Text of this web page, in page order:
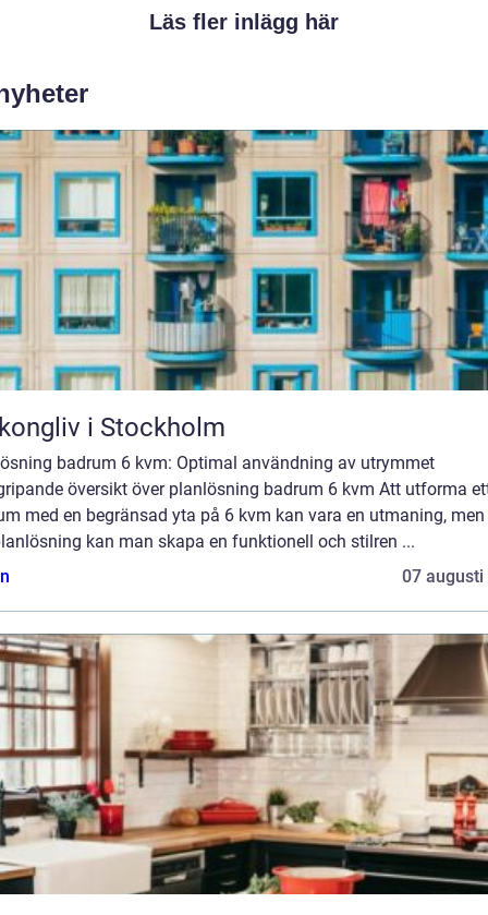
Läs fler inlägg här
i Stockholm
badrum 6 kvm: Optimal användning av utrymmet
översikt över planlösning badrum 6 kvm Att utforma
med en begränsad yta på 6 kvm kan vara en utmaning,
kan man skapa en funktionell och stilren ...
07 augusti